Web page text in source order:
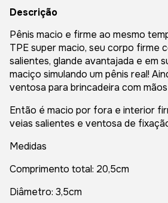
Descrição
Pênis macio e firme ao mesmo
TPE super macio, seu corpo firme
salientes, glande avantajada e em
maciço simulando um pênis real!
ventosa para brincadeira com
Então é macio por fora e interior
veias salientes e ventosa de
Medidas
Comprimento total: 20,5cm
Diâmetro: 3,5cm